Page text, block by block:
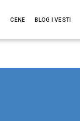
CENE BLOG I VESTI